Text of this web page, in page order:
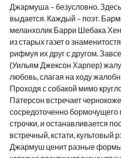
Джармуша – безусловно.
выдается. Каждый – поэт.
меланхолик Барри Шебака
из старых газет о
рифмуя их друг с другом.
(Уильям Джексон Харпер)
любовь, слагая на ходу
Проходя с собакой мимо
Патерсон встречает
сосредоточенно бормочущего
строчки, и останавливается
встречный, кстати, культовый
Джармуш ценит разные формы